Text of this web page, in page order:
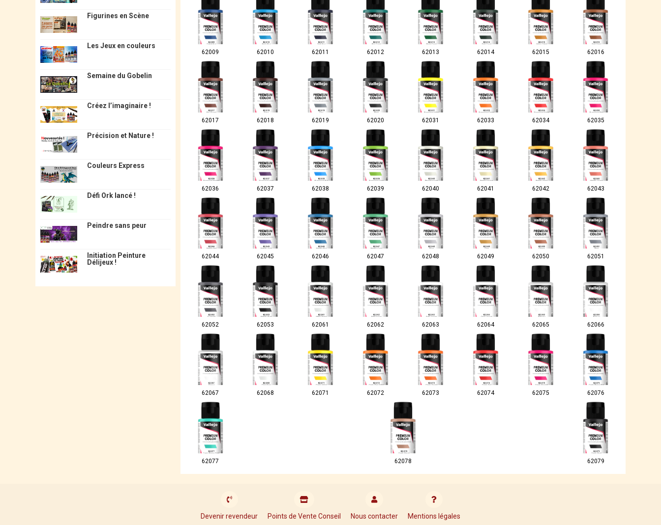
Figurines en Scène
Les Jeux en couleurs
Semaine du Gobelin
Créez l’imaginaire !
Précision et Nature !
Couleurs Express
Défi Ork lancé !
Peindre sans peur
Initiation Peinture
Délijeux !
62009 62010 62011 62012 62013 62014 62015 62016
62017 62018 62019 62020 62031 62033 62034 62035
62036 62037 62038 62039 62040 62041 62042 62043
62044 62045 62046 62047 62048 62049 62050 62051
62052 62053 62061 62062 62063 62064 62065 62066
62067 62068 62071 62072 62073 62074 62075 62076
62077 62078 62079
Devenir revendeur Points de Vente Conseil Nous contacter Mentions légales